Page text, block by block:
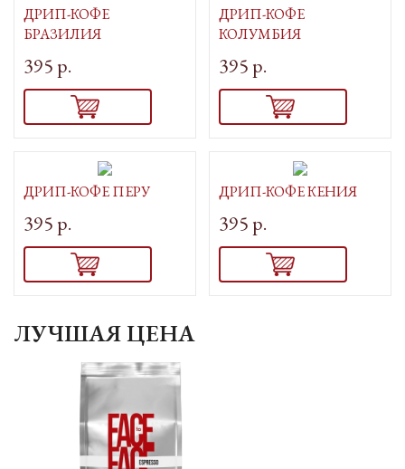
ДРИП-КОФЕ
БРАЗИЛИЯ
395 р.
ДРИП-КОФЕ
КОЛУМБИЯ
395 р.
ДРИП-КОФЕ ПЕРУ
395 р.
ДРИП-КОФЕ КЕНИЯ
395 р.
ЛУЧШАЯ ЦЕНА